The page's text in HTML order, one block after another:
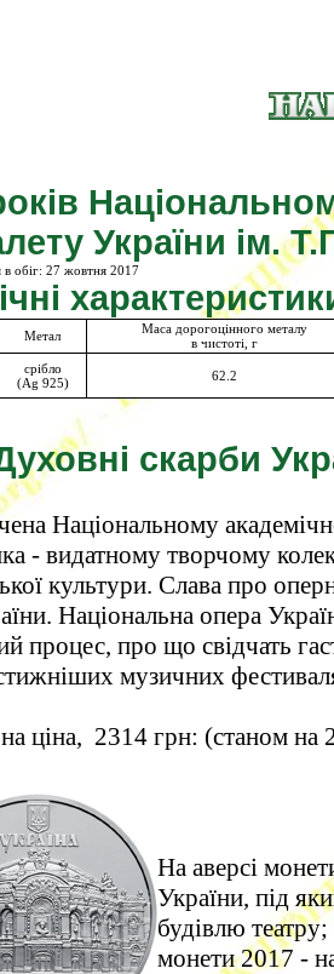
України ім.
обіг: 27 жовтня 2017
Метал
Маса дорогоцінного металу
в чистоті, г
срібло
(Ag 925)
62.2
скарби
Національному
- видатному творчому
культури. Слава про
Національна опера
процес, про що свідчать
музичних
ціна, 2314 грн: (станом на
На аверсі
України, під
будівлю
монети 2017 -